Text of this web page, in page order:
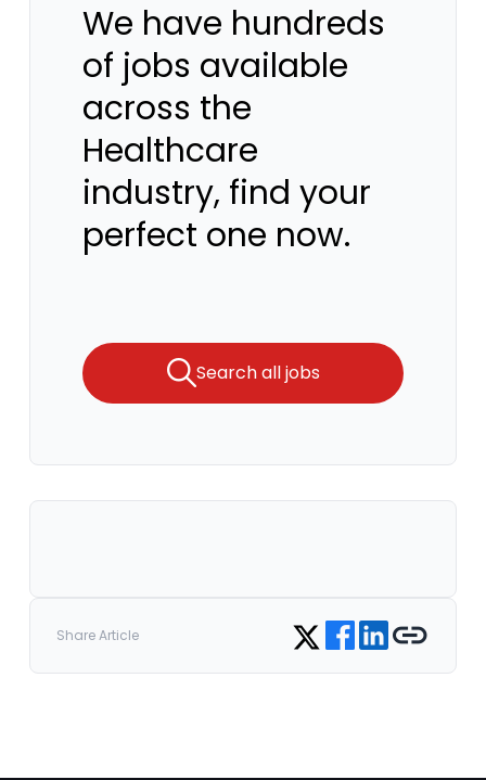
We have hundreds
of jobs available
across the
Healthcare
industry, find your
perfect one now.
Search all jobs
Share Article Share on Twitter
Share on Facebook
Share on LinkedIn
Copy link